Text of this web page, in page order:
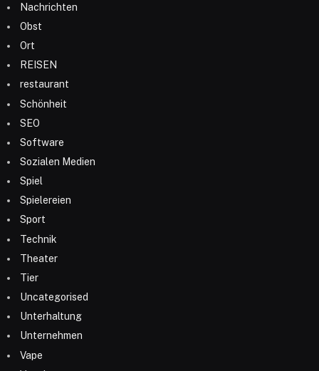
Nachrichten
Obst
Ort
REISEN
restaurant
Schönheit
SEO
Software
Sozialen Medien
Spiel
Spielereien
Sport
Technik
Theater
Tier
Uncategorised
Unterhaltung
Unternehmen
Vape